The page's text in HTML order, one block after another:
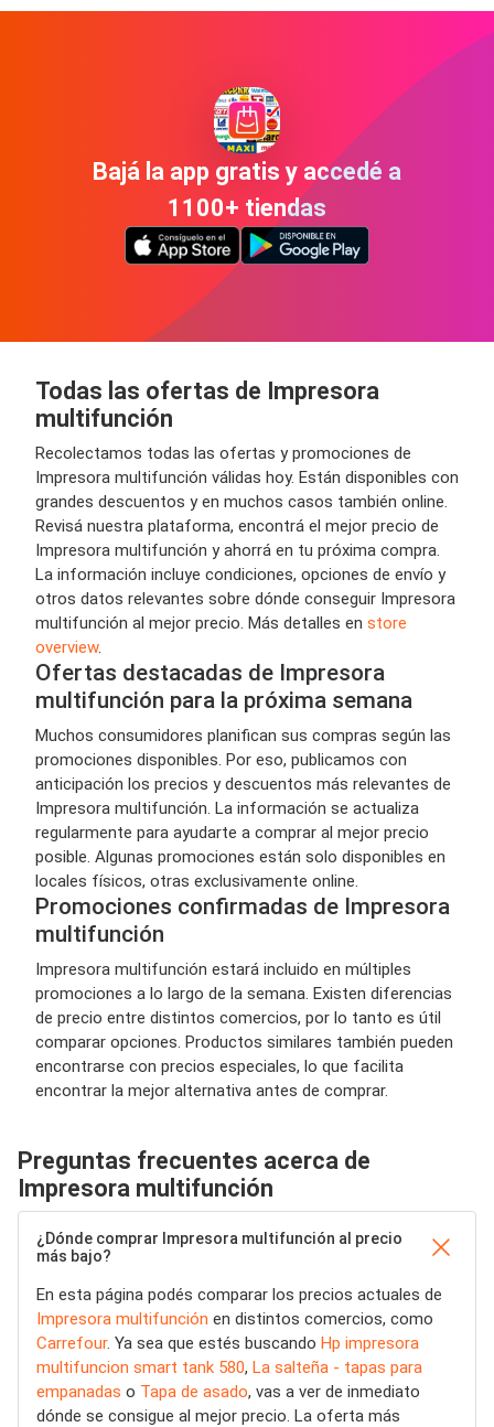
Bajá la app gratis y accedé a
1100+ tiendas
Todas las ofertas de Impresora
multifunción
Recolectamos todas las ofertas y promociones de
Impresora multifunción válidas hoy. Están disponibles con
grandes descuentos y en muchos casos también online.
Revisá nuestra plataforma, encontrá el mejor precio de
Impresora multifunción y ahorrá en tu próxima compra.
La información incluye condiciones, opciones de envío y
otros datos relevantes sobre dónde conseguir Impresora
multifunción al mejor precio. Más detalles en store
overview.
Ofertas destacadas de Impresora
multifunción para la próxima semana
Muchos consumidores planifican sus compras según las
promociones disponibles. Por eso, publicamos con
anticipación los precios y descuentos más relevantes de
Impresora multifunción. La información se actualiza
regularmente para ayudarte a comprar al mejor precio
posible. Algunas promociones están solo disponibles en
locales físicos, otras exclusivamente online.
Promociones confirmadas de Impresora
multifunción
Impresora multifunción estará incluido en múltiples
promociones a lo largo de la semana. Existen diferencias
de precio entre distintos comercios, por lo tanto es útil
comparar opciones. Productos similares también pueden
encontrarse con precios especiales, lo que facilita
encontrar la mejor alternativa antes de comprar.
Preguntas frecuentes acerca de
Impresora multifunción
¿Dónde comprar Impresora multifunción al precio
más bajo?
En esta página podés comparar los precios actuales de
Impresora multifunción en distintos comercios, como
Carrefour. Ya sea que estés buscando Hp impresora
multifuncion smart tank 580, La salteña - tapas para
empanadas o Tapa de asado, vas a ver de inmediato
dónde se consigue al mejor precio. La oferta más